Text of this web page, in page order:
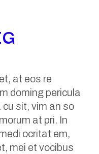
at eos re
doming pericula
sit, vim an so
at pri. In
ocritat em,
mei et vocibus